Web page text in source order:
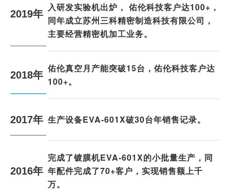
2019年
入研发实验机出炉， 佑伦科技客户达100+，
同年成立苏州三科精密制造科技有限公司，
主要经营精密机加工业务。
2018年
佑伦真空月产能突破15台，佑伦科技客户达
100+。
2017年 生产设备EVA-601X破30台年销售记录。
2016年
完成了镀膜机EVA-601X的小批量生产，同
年配件完成了70+客户，实现销售额上千
万。